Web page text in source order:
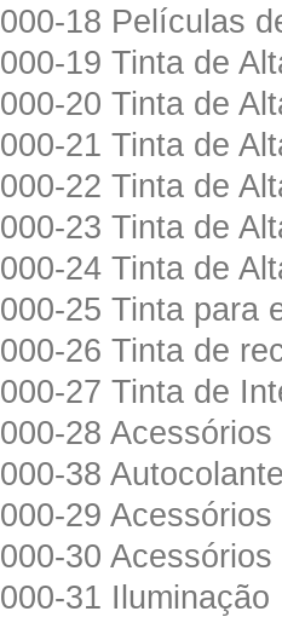
000-18 Películas
000-19 Tinta de
000-20 Tinta de
000-21 Tinta de
000-22 Tinta de
000-23 Tinta de
000-24 Tinta de
000-25 Tinta para
000-26 Tinta de
000-27 Tinta de
000-28
000-38
000-29
000-30
000-31 Iluminação